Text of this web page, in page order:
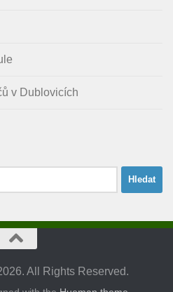
v Dublovicích
All Rights Reserved.